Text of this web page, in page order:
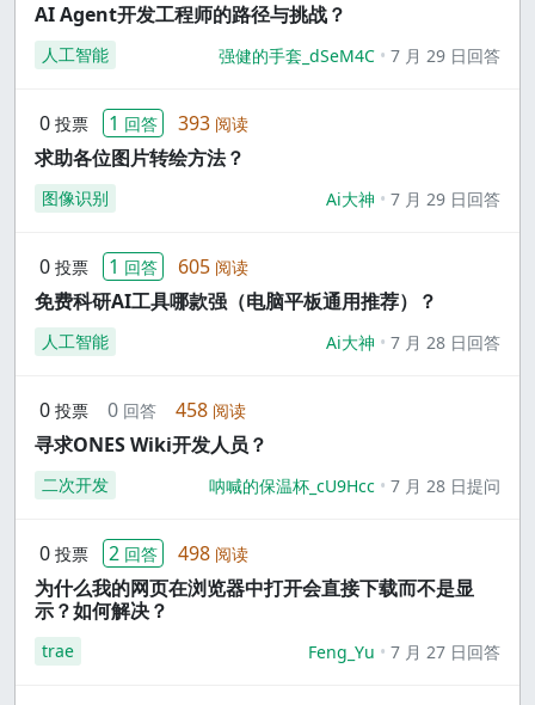
AI Agent开发工程师的路径与挑战？
人工智能 强健的手套_dSeM4C 7 月 29 日回答
0 投票 1 回答 393 阅读
求助各位图片转绘方法？
图像识别 Ai大神 7 月 29 日回答
0 投票 1 回答 605 阅读
免费科研AI工具哪款强（电脑平板通用推荐）？
人工智能 Ai大神 7 月 28 日回答
0 投票 0 回答 458 阅读
寻求ONES Wiki开发人员？
二次开发 呐喊的保温杯_cU9Hcc 7 月 28 日提问
0 投票 2 回答 498 阅读
为什么我的网页在浏览器中打开会直接下载而不是显
示？如何解决？
trae Feng_Yu 7 月 27 日回答